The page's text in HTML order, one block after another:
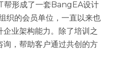
帮形成了一套BangEA设计
织的会员单位，一直以来也
业架构能力。除了培训之
，帮助客户通过共创的方